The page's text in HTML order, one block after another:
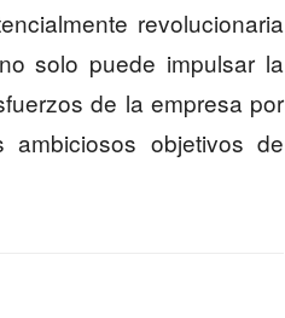
revolucionaria
solo puede impulsar la
de la empresa por
objetivos de